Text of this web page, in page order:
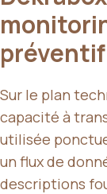
préventif
Sur le plan
capacité à
utilisée
un flux de
descriptions